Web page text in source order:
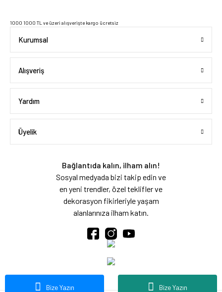
Bize Yazın
Bize Yazın
1000 1000 TL ve üzeri alışverişte kargo ücretsiz
Kurumsal
Alışveriş
Yardım
Üyelik
Bağlantıda kalın, ilham alın!
Sosyal medyada bizi takip edin ve
en yeni trendler, özel teklifler ve
dekorasyon fikirleriyle yaşam
alanlarınıza ilham katın.